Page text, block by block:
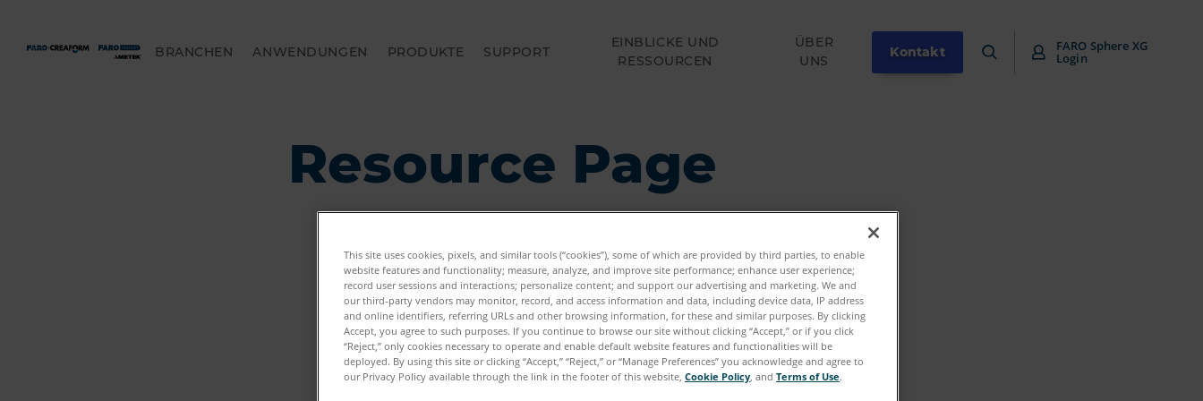
BRANCHEN ANWENDUNGEN PRODUKTE SUPPORT
EINBLICKE UND
RESSOURCEN
ÜBER
UNS
Kontakt FARO Sphere XG
Login
Resource Page
This site uses cookies, pixels, and similar tools (“cookies”), some of which are provided by third parties, to enable
website features and functionality; measure, analyze, and improve site performance; enhance user experience;
record user sessions and interactions; personalize content; and support our advertising and marketing. We and
our third-party vendors may monitor, record, and access information and data, including device data, IP address
and online identifiers, referring URLs and other browsing information, for these and similar purposes. By clicking
Accept, you agree to such purposes. If you continue to browse our site without clicking “Accept,” or if you click
“Reject,” only cookies necessary to operate and enable default website features and functionalities will be
deployed. By using this site or clicking “Accept,” “Reject,” or “Manage Preferences” you acknowledge and agree to
our Privacy Policy available through the link in the footer of this website, Cookie Policy , and Terms of Use.